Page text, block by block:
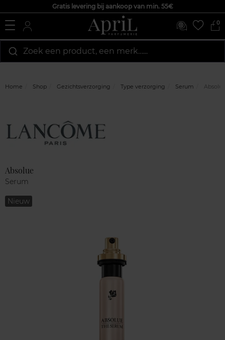
Gratis levering bij aankoop van min. 55€
0
Zoek een product, een merk…...
Home Shop Gezichtsverzorging Type verzorging Serum
Absolue
Serum
Nieuw